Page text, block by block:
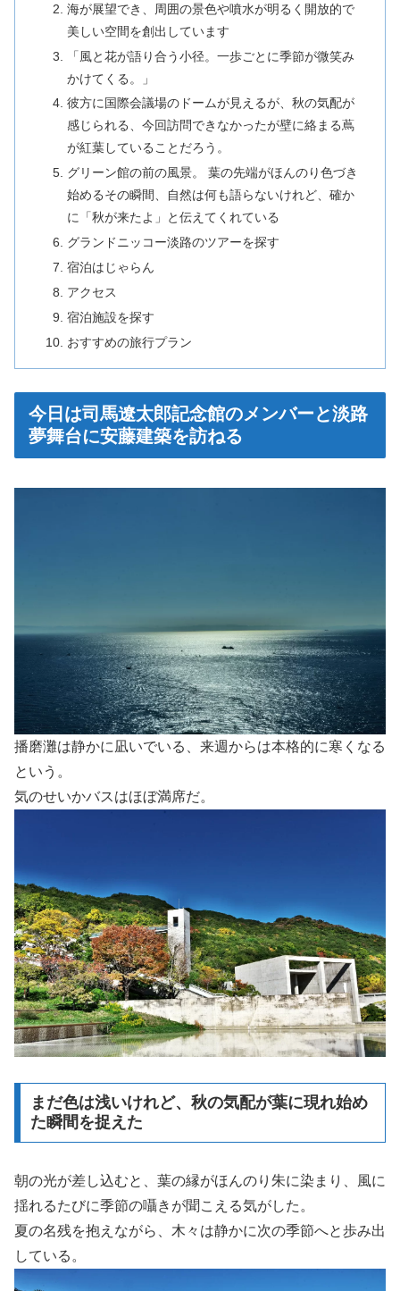
海が展望でき、周囲の景色や噴水が明るく開放的で
美しい空間を創出しています
「風と花が語り合う小径。一歩ごとに季節が微笑み
かけてくる。」
彼方に国際会議場のドームが見えるが、秋の気配が
感じられる、今回訪問できなかったが壁に絡まる蔦
が紅葉していることだろう。
グリーン館の前の風景。 葉の先端がほんのり色づき
始めるその瞬間、自然は何も語らないけれど、確か
に「秋が来たよ」と伝えてくれている
グランドニッコー淡路のツアーを探す
宿泊はじゃらん
アクセス
宿泊施設を探す
おすすめの旅行プラン
今日は司馬遼太郎記念館のメンバーと淡路
夢舞台に安藤建築を訪ねる
播磨灘は静かに凪いでいる、来週からは本格的に寒くなる
という。
気のせいかバスはほぼ満席だ。
まだ色は浅いけれど、秋の気配が葉に現れ始め
た瞬間を捉えた
朝の光が差し込むと、葉の縁がほんのり朱に染まり、風に
揺れるたびに季節の囁きが聞こえる気がした。
夏の名残を抱えながら、木々は静かに次の季節へと歩み出
している。